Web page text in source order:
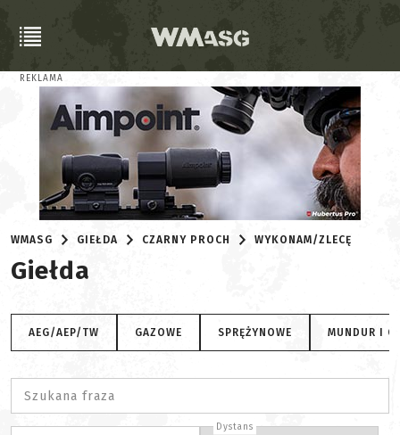
REKLAMA
WMASG GIEŁDA CZARNY PROCH WYKONAM/ZLECĘ
Giełda
AEG/AEP/TW GAZOWE SPRĘŻYNOWE MUNDUR I
Szukana fraza
Dystans